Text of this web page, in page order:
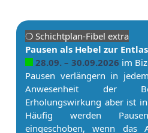
❍ Schicht­plan-Fibel extra
Pau­sen als Hebel zur
28.09. – 30.09.2026 im
Pau­sen verlängern in
Anwesenheit der
Erholungswirkung aber ist
Häufig werden
eingeschoben, wenn das